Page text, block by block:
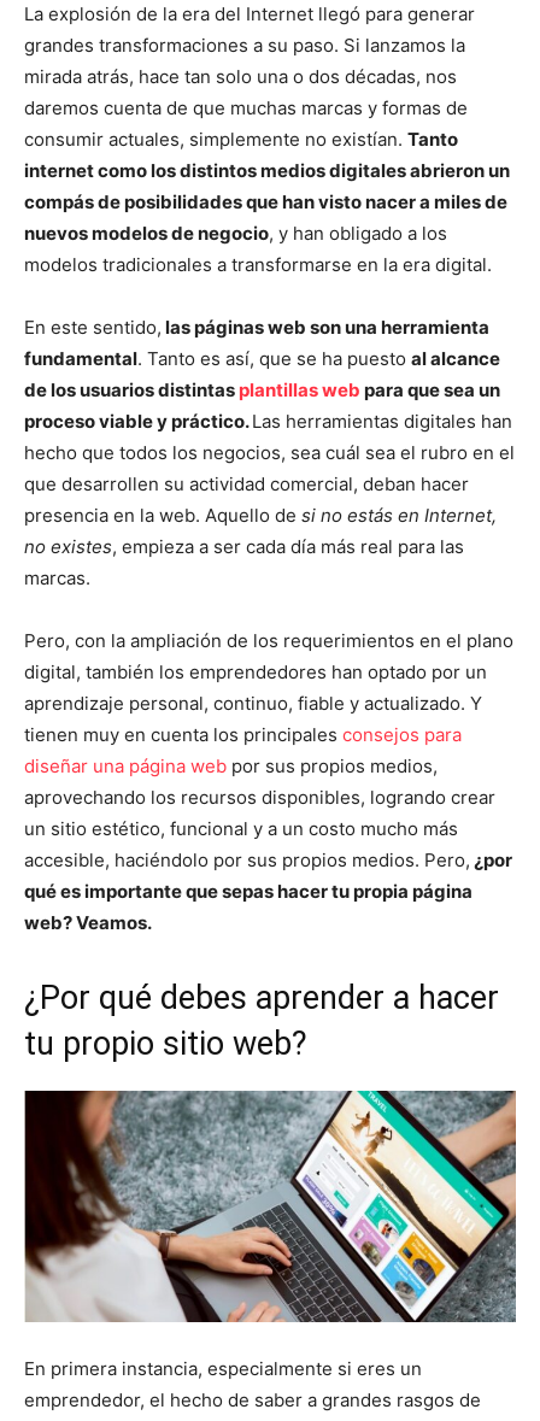
La explosión de la era del Internet llegó para generar
grandes transformaciones a su paso. Si lanzamos la
mirada atrás, hace tan solo una o dos décadas, nos
daremos cuenta de que muchas marcas y formas de
consumir actuales, simplemente no existían. Tanto
internet como los distintos medios digitales abrieron un
compás de posibilidades que han visto nacer a miles de
nuevos modelos de negocio, y han obligado a los
modelos tradicionales a transformarse en la era digital.
En este sentido, las páginas web son una herramienta
fundamental. Tanto es así, que se ha puesto al alcance
de los usuarios distintas plantillas web para que sea un
proceso viable y práctico.Las herramientas digitales han
hecho que todos los negocios, sea cuál sea el rubro en el
que desarrollen su actividad comercial, deban hacer
presencia en la web. Aquello de si no estás en Internet,
no existes, empieza a ser cada día más real para las
marcas.
Pero, con la ampliación de los requerimientos en el plano
digital, también los emprendedores han optado por un
aprendizaje personal, continuo, fiable y actualizado. Y
tienen muy en cuenta los principales consejos para
diseñar una página web por sus propios medios,
aprovechando los recursos disponibles, logrando crear
un sitio estético, funcional y a un costo mucho más
accesible, haciéndolo por sus propios medios. Pero, ¿por
qué es importante que sepas hacer tu propia página
web? Veamos.
¿Por qué debes aprender a hacer
tu propio sitio web?
En primera instancia, especialmente si eres un
emprendedor, el hecho de saber a grandes rasgos de